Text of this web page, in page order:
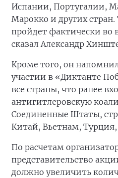
Испании, Португалии,
Марокко и других стран.
пройдет фактически во
сказал Александр
Кроме того, он
участии в «Диктанте
все страны, что ранее
антигитлеровскую
Соединенные Штаты,
Китай, Вьетнам,
По расчетам
представительство
должно увеличить